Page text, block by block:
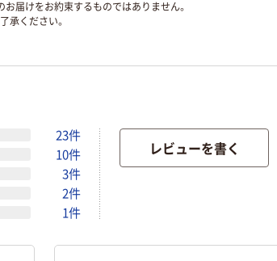
お届けをお約束するものではありません。
承ください。
23件
10件
3件
2件
1件
レビューを書く